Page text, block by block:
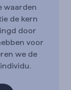
waarden
de kern
door
voor
we de